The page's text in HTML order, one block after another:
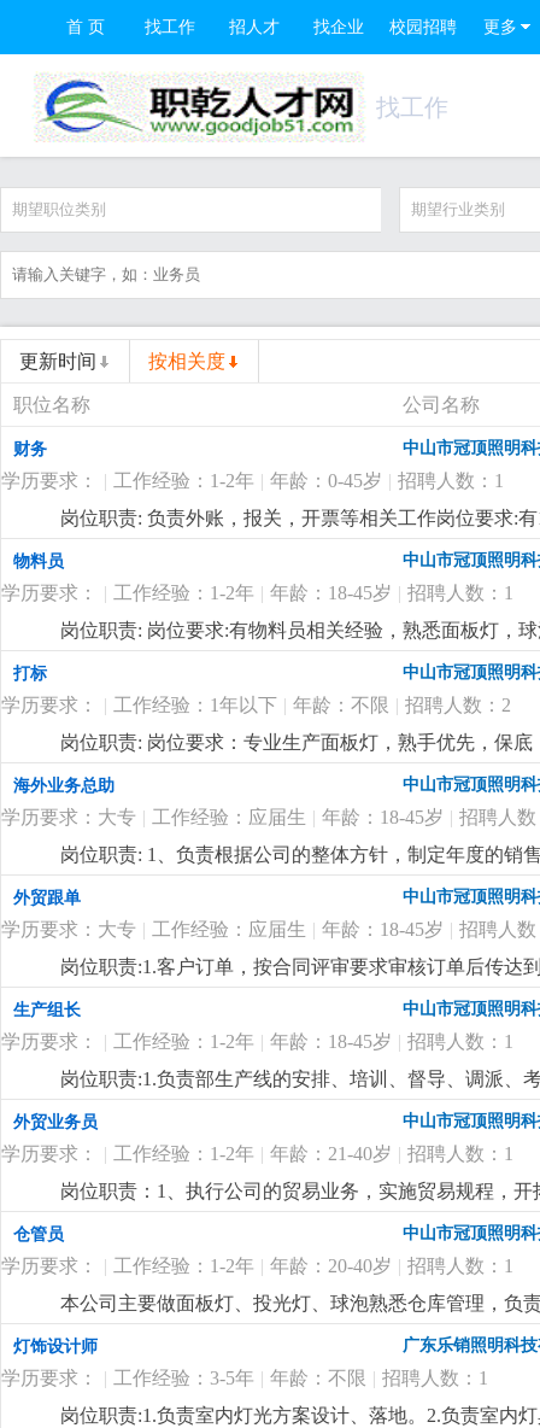
首 页 找工作 招人才 找企业 校园招聘 更多
找工作
期望职位类别 期望行业类别
更新时间 按相关度
职位名称 公司名称
财务 中山市冠顶照明
学历要求： | 工作经验：1-2年 | 年龄：0-45岁 | 招聘人数：1
岗位职责: 负责外账，报关，开票等相关工作岗位要求:
物料员 中山市冠顶照明
学历要求： | 工作经验：1-2年 | 年龄：18-45岁 | 招聘人数：1
岗位职责: 岗位要求:有物料员相关经验，熟悉面板灯，
打标 中山市冠顶照明
学历要求： | 工作经验：1年以下 | 年龄：不限 | 招聘人数：2
岗位职责: 岗位要求：专业生产面板灯，熟手优先，保
吃包住，不吃不住补贴400元，每月设有全勤奖100/月
海外业务总助 中山市冠顶照明
学历要求：大专 | 工作经验：应届生 | 年龄：18-45岁 | 招聘人数
岗位职责: 1、负责根据公司的整体方针，制定年度的销
2、负责开拓新客户，维护老客户，对新老客户进行公
员协调各个部门的关系，使业务工作可以畅通进行；4
排、业务培训等，并对业务员的工作方式进行指导，监
完成情况对其进行考核，向公司提交业务人员的奖惩建
实施各种促销、宣传活动。岗位要求:1.男性，18-45岁
作地点在国外，薪资10000+，具体的以面谈为准更详细...
外贸跟单 中山市冠顶照明
学历要求：大专 | 工作经验：应届生 | 年龄：18-45岁 | 招聘人数
岗位职责:1.客户订单，按合同评审要求审核订单后传达
2.根据生产部反馈信息掌握生产进度及欠料、品质问题
安排生产，跟踪样品进度及客户确认结果。安排送样、
知相关部门5.客户资信、客户订单、文件分发的整理和
记、初步处理、信息传递及处理结果跟踪7.经常与客户
wod等办公软件；。自制成品输入、输出月结及成品电
顾客满意度测量程序对客户满意度进行调查及汇总分析
守则外，心须遵守公司制定的工作守则，有违反守则的
优先考虑，男女不限2.英语能力四级以上3.有较好的沟
4.工作有条理，细致、认真、有责任心，办事严谨5.熟
文字撰写能力和较强的沟通协调以及语言表达能力7.上
生产组长 中山市冠顶照明
学历要求： | 工作经验：1-2年 | 年龄：18-45岁 | 招聘人数：1
岗位职责:1.负责部生产线的安排、培训、督导、调派、
掌握属员之心态与动向，及时反映属员之情况，并研拟
融入公司文化、热爱公司、热爱本行业、为公司创造效
生产任务、生产顺序及完成期限，产前说明并严格执行
况，调控好生产序次与进度，带领团队按时、保质、保
施且督导实施，确定指标产量并贯彻达成 4.负责安排人
中之自我品质控制及物料损耗有效管制之督导 6.负责品
报表之编制、审核、分析与呈报8.负责作业现场6s工作
位要求:1.1年以上生产现场管理工作经验,有电子产品生
质量控制及生产效率提升4.生产现场''6s‘管理 更详细 ...
外贸业务员 中山市冠顶照明
学历要求： | 工作经验：1-2年 | 年龄：21-40岁 | 招聘人数：1
岗位职责：1、执行公司的贸易业务，实施贸易规程，
同；3、负责生产跟踪、发货、现场监装；4、负责单证
6、业务相关资料的整理和归档；7、相关业务工作的汇
上.3、会计算机办公软件操作；4、热爱外贸销售工作
较强的事业心、团队合作精神和独立处事能力，勇于开
仓管员 中山市冠顶照明
学历要求： | 工作经验：1-2年 | 年龄：20-40岁 | 招聘人数：1
本公司主要做面板灯、投光灯、球泡熟悉仓库管理，负
灯饰设计师 广东乐销照明科
学历要求： | 工作经验：3-5年 | 年龄：不限 | 招聘人数：1
岗位职责:1.负责室内灯光方案设计、落地。2.负责室内